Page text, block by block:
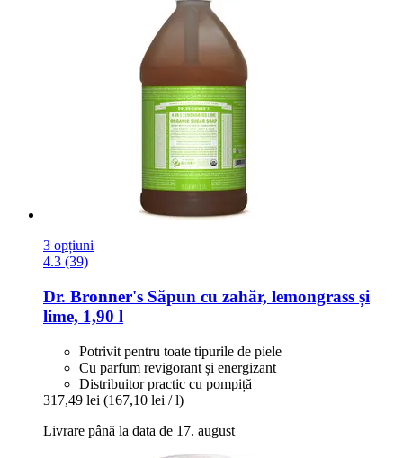
3 opțiuni
4.3 (39)
Dr. Bronner's Săpun cu zahăr, lemongrass și
lime, 1,90 l
Potrivit pentru toate tipurile de piele
Cu parfum revigorant și energizant
Distribuitor practic cu pompiță
317,49 lei (167,10 lei / l)
Livrare până la data de 17. august